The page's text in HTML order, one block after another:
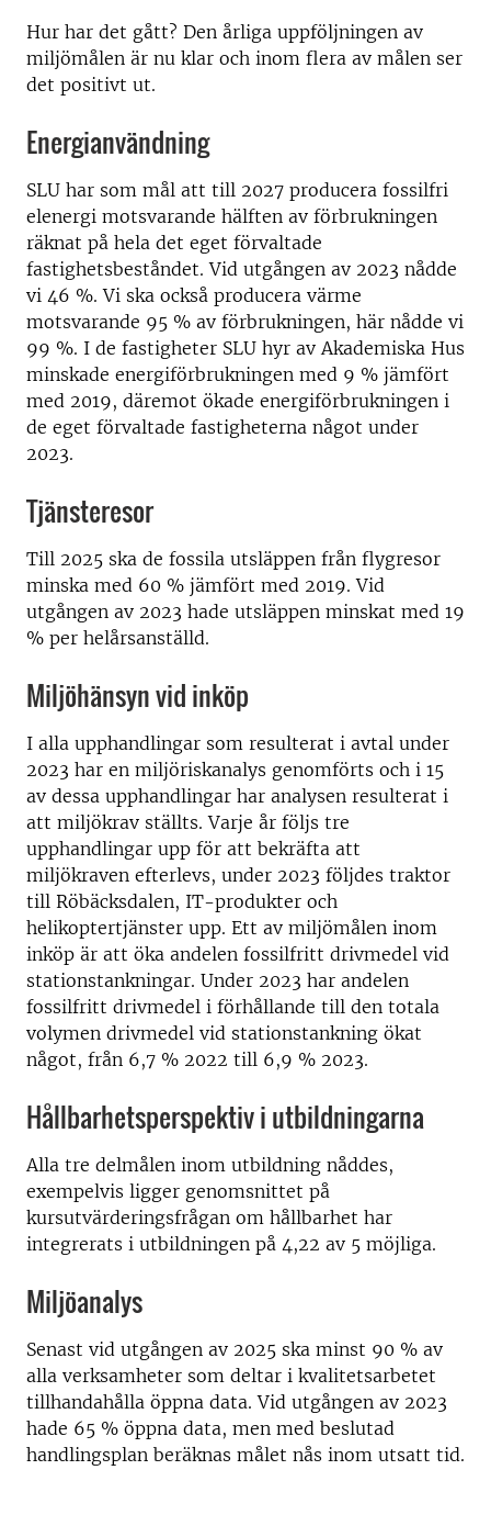
Hur har det gått? Den årliga uppföljningen av
miljömålen är nu klar och inom flera av målen ser
det positivt ut.
Energianvändning
SLU har som mål att till 2027 producera fossilfri
elenergi motsvarande hälften av förbrukningen
räknat på hela det eget förvaltade
fastighetsbeståndet. Vid utgången av 2023 nådde
vi 46 %. Vi ska också producera värme
motsvarande 95 % av förbrukningen, här nådde vi
99 %. I de fastigheter SLU hyr av Akademiska Hus
minskade energiförbrukningen med 9 % jämfört
med 2019, däremot ökade energiförbrukningen i
de eget förvaltade fastigheterna något under
2023.
Tjänsteresor
Till 2025 ska de fossila utsläppen från flygresor
minska med 60 % jämfört med 2019. Vid
utgången av 2023 hade utsläppen minskat med 19
% per helårsanställd.
Miljöhänsyn vid inköp
I alla upphandlingar som resulterat i avtal under
2023 har en miljöriskanalys genomförts och i 15
av dessa upphandlingar har analysen resulterat i
att miljökrav ställts. Varje år följs tre
upphandlingar upp för att bekräfta att
miljökraven efterlevs, under 2023 följdes traktor
till Röbäcksdalen, IT-produkter och
helikoptertjänster upp. Ett av miljömålen inom
inköp är att öka andelen fossilfritt drivmedel vid
stationstankningar. Under 2023 har andelen
fossilfritt drivmedel i förhållande till den totala
volymen drivmedel vid stationstankning ökat
något, från 6,7 % 2022 till 6,9 % 2023.
Hållbarhetsperspektiv i utbildningarna
Alla tre delmålen inom utbildning nåddes,
exempelvis ligger genomsnittet på
kursutvärderingsfrågan om hållbarhet har
integrerats i utbildningen på 4,22 av 5 möjliga.
Miljöanalys
Senast vid utgången av 2025 ska minst 90 % av
alla verksamheter som deltar i kvalitetsarbetet
tillhandahålla öppna data. Vid utgången av 2023
hade 65 % öppna data, men med beslutad
handlingsplan beräknas målet nås inom utsatt tid.